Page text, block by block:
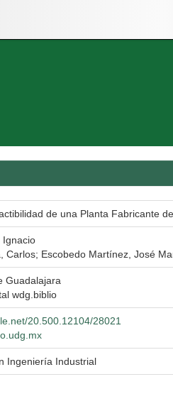
de una Planta Fabricante
Ignacio
Carlos; Escobedo Martínez, José
Guadalajara
wdg.biblio
20.500.12104/28021
Ingeniería Industrial